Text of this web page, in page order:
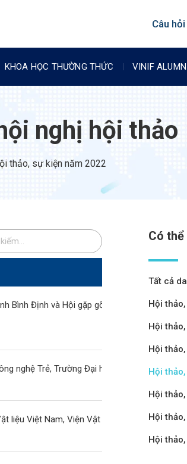
Câu
KHOA HỌC THƯỜNG THỨC VINIF
nghị hội thảo
thảo, sự kiện năm 2022
Bình Định và Hội gặp gỡ Việt Nam
nghệ Trẻ, Trường Đại học Công
liệu Việt Nam, Viện Vật lý - Viện
Có thể
Tất cả
Hội
Hội
Hội
Hội
Hội
Hội
Hội